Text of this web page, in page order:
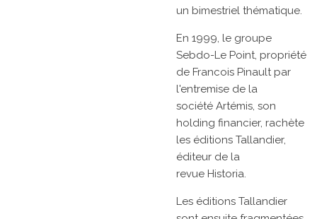
un bimestriel thématique.
En 1999, le groupe
Sebdo-Le Point, propriété
de Francois Pinault par
l'entremise de la
société Artémis, son
holding financier, rachète
les éditions Tallandier,
éditeur de la
revue Historia.
Les éditions Tallandier